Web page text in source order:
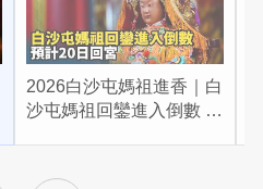
2026白沙屯媽祖進香｜白
沙屯媽祖回鑾進入倒數 預